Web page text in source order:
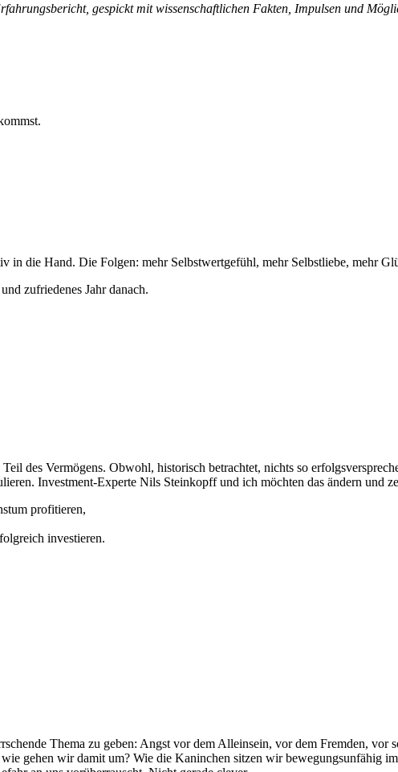
gespickt mit wissenschaftlichen Fakten, Impulsen und
in die Hand. Die Folgen: mehr Selbstwertgefühl, mehr Selbstliebe, mehr
zufriedenes Jahr danach.
des Vermögens. Obwohl, historisch betrachtet, nichts so
Investment-Experte Nils Steinkopff und ich möchten das ändern und
profitieren,
investieren.
Thema zu geben: Angst vor dem Alleinsein, vor dem Fremden,
gehen wir damit um? Wie die Kaninchen sitzen wir bewegungsunfähig